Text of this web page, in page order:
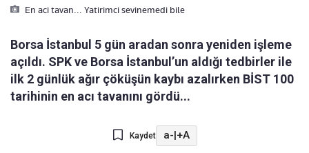
En aci tavan... Yatirimci sevinemedi bile
Borsa İstanbul 5 gün aradan sonra yeniden işleme
açıldı. SPK ve Borsa İstanbul’un aldığı tedbirler ile
ilk 2 günlük ağır çöküşün kaybı azalırken BİST 100
tarihinin en acı tavanını gördü...
Kaydet a-|+A